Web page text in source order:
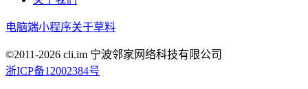
电脑端小程序关于草料
©2011-2026 cli.im 宁波邻家网络科技有限公司
浙ICP备12002384号